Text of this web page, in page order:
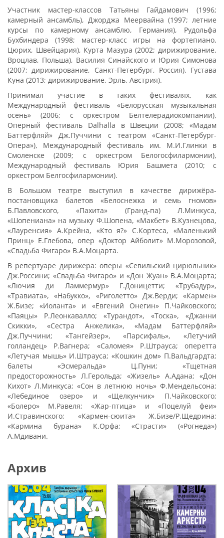
Участник мастер-классов Татьяны Гайдамович (1996;
камерный ансамбль), Джорджа Меервайна (1997; летние
курсы по камерному ансамблю, Германия), Рудольфа
Бухбиндера (1998; мастер-класс игры на фортепиано,
Цюрих, Швейцария), Курта Мазура (2002; дирижирование,
Вроцлав, Польша), Василия Синайского и Юрия Симонова
(2007; дирижирование, Санкт-Петербург, Россия), Густава
Куна (2013; дирижирование, Эрль, Австрия).
Принимал участие в таких фестивалях, как
Международный фестиваль «Белорусская музыкальная
осень» (2006; с оркестром Белтелерадиокомпании),
Оперный фестиваль Dalhalla в Швеции (2008; «Мадам
Баттерфляй» Дж.Пуччини с театром «Санкт-Петербург-
Опера»), Международный фестиваль им. М.И.Глинки в
Смоленске (2009; с оркестром Белогосфилармонии),
Международный фестиваль Юрия Башмета (2010; с
оркестром Белгосфилармонии).
В Большом театре выступил в качестве дирижёра-
постановщика балетов «Белоснежка и семь гномов»
Б.Павловского, «Пахита» (Гранд-па) Л.Минкуса,
«Шопениана» на музыку Ф.Шопена, «Макбет» В.Кузнецова,
«Лауренсия» А.Крейна, «Кто я?» С.Кортеса, «Маленький
Принц» Е.Глебова, опер «Доктор Айболит» М.Морозовой,
«Свадьба Фигаро» В.А.Моцарта.
В репертуаре дирижера: оперы «Севильский цирюльник»
Дж.Россини; «Свадьба Фигаро» и «Дон Жуан» В.А.Моцарта;
«Лючия ди Ламмермур» Г.Доницетти; «Трубадур»,
«Травиата», «Набукко», «Риголетто» Дж.Верди; «Кармен»
Ж.Бизе; «Иоланта» и «Евгений Онегин» П.Чайковского;
«Паяцы» Р.Леонкавалло; «Турандот», «Тоска», «Джанни
Скикки», «Сестра Анжелика», «Мадам Баттерфляй»
Дж.Пуччини; «Тангейзер», «Парсифаль», «Летучий
голландец» Р.Вагнера; «Саломея» Р.Штрауса; оперетта
«Летучая мышь» И.Штрауса; «Кошкин дом» П.Вальдгардта;
балеты «Эсмеральда» Ц.Пуни; «Тщетная
предосторожность» Л.Герольда; «Жизель» А.Адана; «Дон
Кихот» Л.Минкуса; «Сон в летнюю ночь» Ф.Мендельсона;
«Лебединое озеро» и «Щелкунчик» П.Чайковского;
«Болеро» М.Равеля; «Жар-птица» и «Поцелуй феи»
И.Стравинского; «Кармен-сюита» Ж.Бизе/Р.Щедрина;
«Кармина бурана» К.Орфа; «Страсти» («Рогнеда»)
А.Мдивани.
Архив